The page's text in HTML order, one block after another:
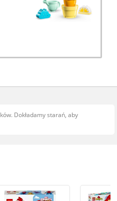
Dokładamy starań, aby